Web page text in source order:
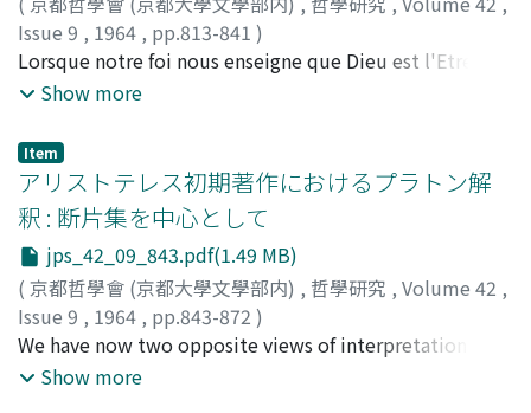
Issue 9 , 1964 , pp.813-841 )
岩坪, 紹夫;Iwatsubo, AKio;イワツボ, アイコ
Lorsque notre foi nous enseigne que Dieu est l'Etre
infiniment parfait, notre raison nous montre que les
plus parfaite sont imparfaites. Il nous semble que la
vérité de la foi ne peut s'accorder avec la vérité de la
raison. La question de la conformité de la foi avec la
raison est le noeud de la controverse sur le mal
métaphysique. Leibniz prétend que la raison humaine
est la raison démonstrative, et que l'on pourra toujours
arriver à la connaissance de Dieu quand on suivra la
démonstration de la raison avec un désir ardent de la
vérité. Il en conclut que l'entendement divin et la
Show more
Item
アリストテレス初期著作におけるプラトン解
釈 : 断片集を中心として
jps_42_09_843.pdf(1.49 MB)
( 京都哲學會 (京都大學文學部内) , 哲學研究 , Volume 42 ,
Issue 9 , 1964 , pp.843-872 )
川田, 殖; Kawata, Shigeru;カワタ, シゲル
We have now two opposite views of interpretation
concerning Aristotle's attitude towards Platonism. One
Show more